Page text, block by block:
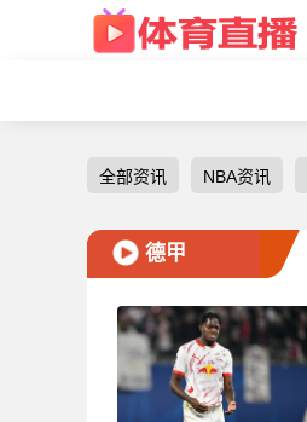
全部资讯 NBA资讯
德甲